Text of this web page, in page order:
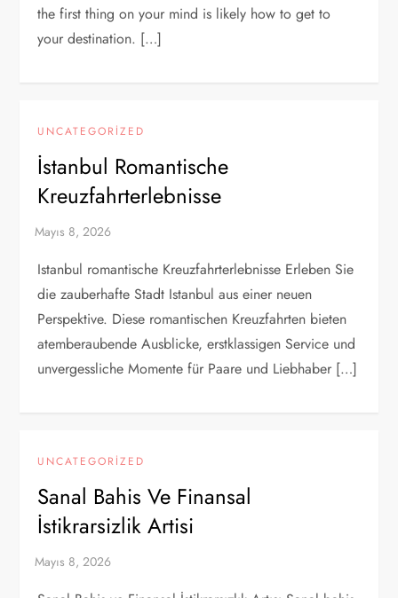
the first thing on your mind is likely how to get to
your destination. […]
UNCATEGORIZED
İstanbul Romantische
Kreuzfahrterlebnisse
Istanbul romantische Kreuzfahrterlebnisse Erleben Sie
die zauberhafte Stadt Istanbul aus einer neuen
Perspektive. Diese romantischen Kreuzfahrten bieten
atemberaubende Ausblicke, erstklassigen Service und
unvergessliche Momente für Paare und Liebhaber […]
UNCATEGORIZED
Sanal Bahis Ve Finansal
İstikrarsizlik Artisi